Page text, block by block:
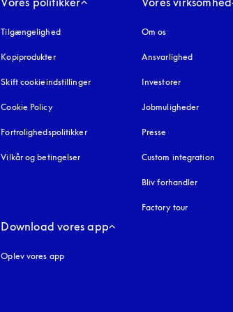
Tilgængelighedåbnes under en ny fane
Kopiprodukteråbnes under en ny fane
Skift cookieindstillinger
Cookie Policyåbnes under en ny fane
Fortrolighedspolitikkeråbnes under en ny fane
Vilkår og betingelser
Om os
Ansvarlighed
Investorer
Jobmuligheder
Presse
Custom integration
Bliv forhandler
Factory tour
Download vores app
Oplev vores app